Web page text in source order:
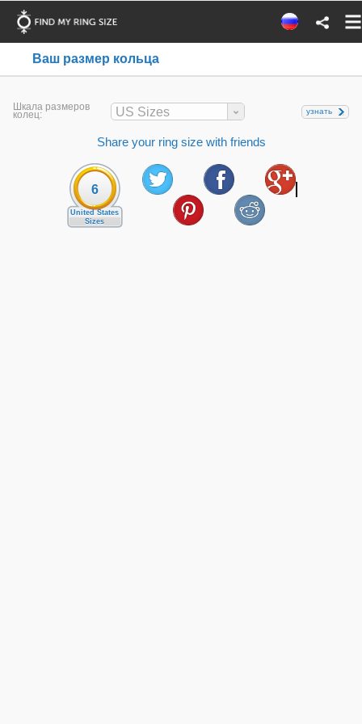
Ваш размер кольца
Шкала размеров
колец: US Sizes узнать
Share your ring size with friends
6
United States
Sizes